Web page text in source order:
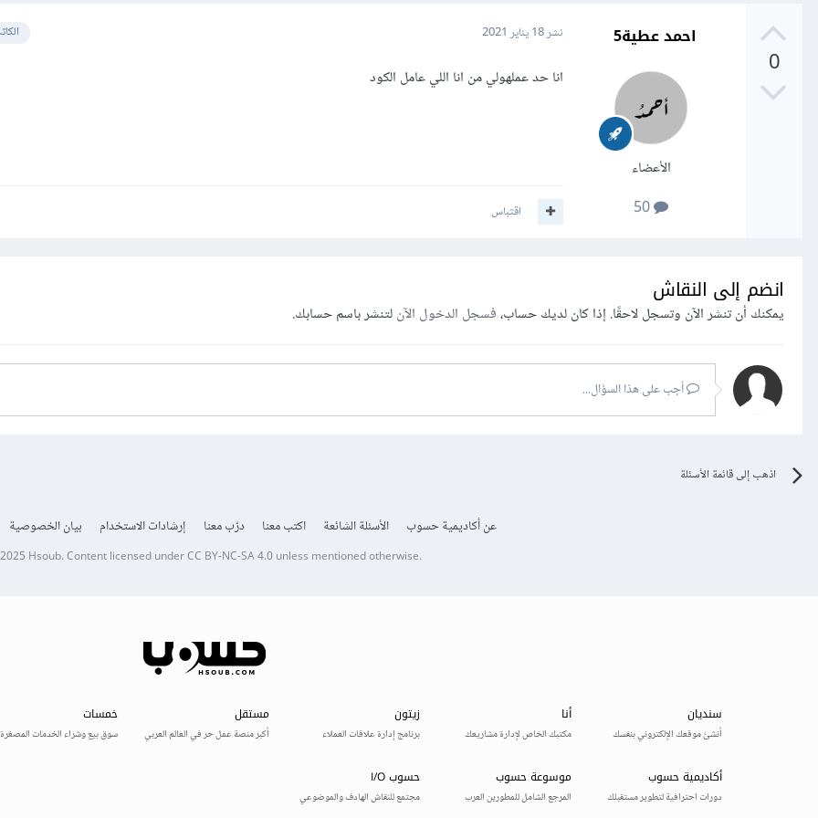
0
احمد عطية5
الأعضاء
نشر18 يناير 2021
انا حد عملهولي من انا اللي عامل الكود
اقتباس
انضم إلى النقاش
يمكنك أن تنشر الآن وتسجل لاحقًا. إذا كان لديك حساب،فسجل الدخول الآنلتنشر باسم حسابك.
أجب على هذا السؤال...
اذهب إلى قائمة الأسئلة
عن أكاديمية حسوب الأسئلة الشائعة اكتب معنا درّب معنا إرشادات الاستخدام بيان الخصوصية
Hsoub.Content licensed underCC BY-NC-SA 4.0unless mentioned otherwise.